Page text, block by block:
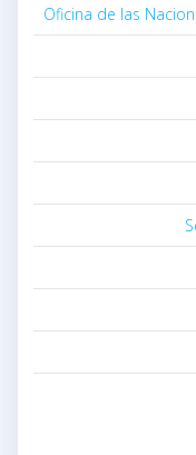
Oficina de las